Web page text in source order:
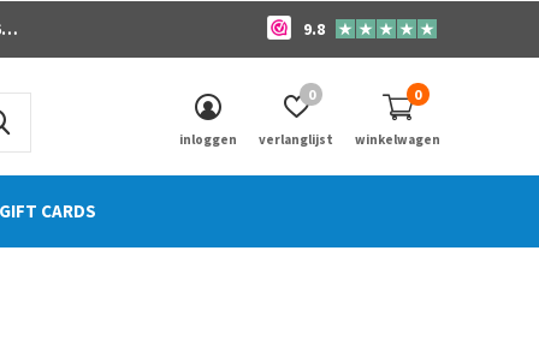
GIFT CARDS
inloggen verlanglijst
0
winkelwagen
0
9.8